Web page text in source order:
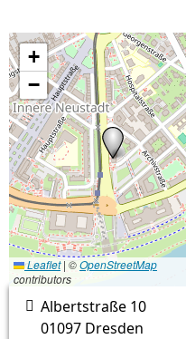
+
−
Leaflet | ©OpenStreetMap
contributors
 Albertstraße 10
01097 Dresden